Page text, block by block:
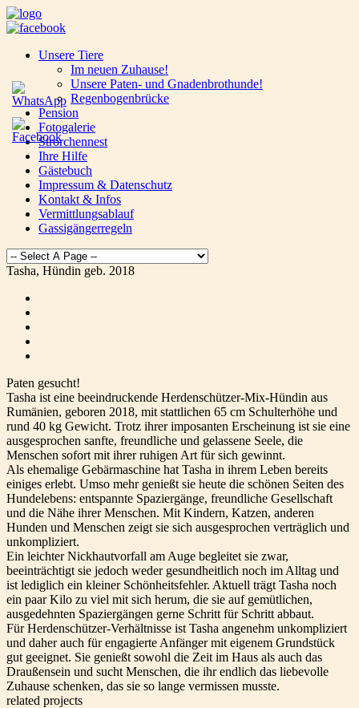
Unsere Tiere
Im neuen Zuhause!
Unsere Paten- und Gnadenbrothunde!
Regenbogenbrücke
Pension
Fotogalerie
Strorchennest
Ihre Hilfe
Gästebuch
Impressum & Datenschutz
Kontakt & Infos
Vermittlungsablauf
Gassigängerregeln
Tasha, Hündin geb. 2018
Paten gesucht!
Tasha ist eine beeindruckende Herdenschützer-Mix-Hündin aus
Rumänien, geboren 2018, mit stattlichen 65 cm Schulterhöhe und
rund 40 kg Gewicht. Trotz ihrer imposanten Erscheinung ist sie eine
ausgesprochen sanfte, freundliche und gelassene Seele, die
Menschen sofort mit ihrer ruhigen Art für sich gewinnt.
Als ehemalige Gebärmaschine hat Tasha in ihrem Leben bereits
einiges erlebt. Umso mehr genießt sie heute die schönen Seiten des
Hundelebens: entspannte Spaziergänge, freundliche Gesellschaft
und die Nähe ihrer Menschen. Mit Kindern, Katzen, anderen
Hunden und Menschen zeigt sie sich ausgesprochen verträglich und
unkompliziert.
Ein leichter Nickhautvorfall am Auge begleitet sie zwar,
beeinträchtigt sie jedoch weder gesundheitlich noch im Alltag und
ist lediglich ein kleiner Schönheitsfehler. Aktuell trägt Tasha noch
ein paar Kilo zu viel mit sich herum, die sie auf gemütlichen,
ausgedehnten Spaziergängen gerne Schritt für Schritt abbaut.
Für Herdenschützer-Verhältnisse ist Tasha angenehm unkompliziert
und daher auch für engagierte Anfänger mit eigenem Grundstück
gut geeignet. Sie genießt sowohl die Zeit im Haus als auch das
Draußensein und sucht Menschen, die ihr endlich das liebevolle
Zuhause schenken, das sie so lange vermissen musste.
related projects